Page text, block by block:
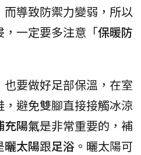
導致防禦力變弱，所以
一定要多注意「保暖防
要做好足部保溫，在室
避免雙腳直接接觸冰涼
充陽氣是非常重要的，補
曬太陽跟足浴 。曬太陽可